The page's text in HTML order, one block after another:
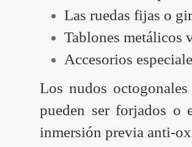
Las ruedas fijas o
Tablones metálicos
Accesorios
Los nudos
pueden ser forjados o
inmersión previa anti-